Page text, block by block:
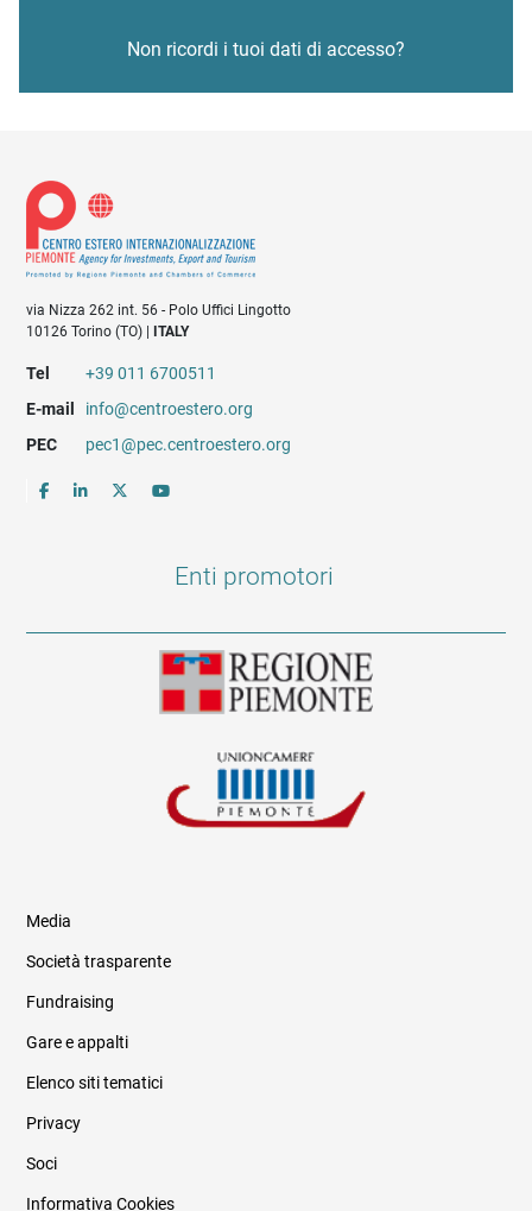
Non ricordi i tuoi dati di accesso?
via Nizza 262 int. 56 - Polo Uffici Lingotto
10126 Torino (TO) |
ITALY
Tel
+39 011 6700511
E-mail
info@centroestero.org
PEC
pec1@pec.centroestero.org
Enti promotori
Informazioni legali e trasparenza
Media
Società trasparente
Fundraising
Gare e appalti
Elenco siti tematici
Privacy
Soci
Informativa Cookies